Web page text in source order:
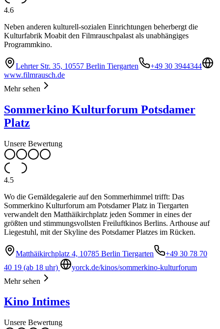
4.6
Neben anderen kulturell-sozialen Einrichtungen beherbergt die
Kulturfabrik Moabit den Filmrauschpalast als unabhängiges
Programmkino.
Lehrter Str. 35, 10557 Berlin Tiergarten
+49 30 3944344
www.filmrausch.de
Mehr sehen
Sommerkino Kulturforum Potsdamer
Platz
Unsere Bewertung
4.5
Wo die Gemäldegalerie auf den Sommerhimmel trifft: Das
Sommerkino Kulturforum am Potsdamer Platz in Tiergarten
verwandelt den Matthäikirchplatz jeden Sommer in eines der
größten und stimmungsvollsten Freiluftkinos Berlins. Arthouse auf
Liegestuhl, mit der Skyline des Potsdamer Platzes im Rücken.
Matthäikirchplatz 4, 10785 Berlin Tiergarten
+49 30 78 70
40 19 (ab 18 uhr)
yorck.de/kinos/sommerkino-kulturforum
Mehr sehen
Kino Intimes
Unsere Bewertung